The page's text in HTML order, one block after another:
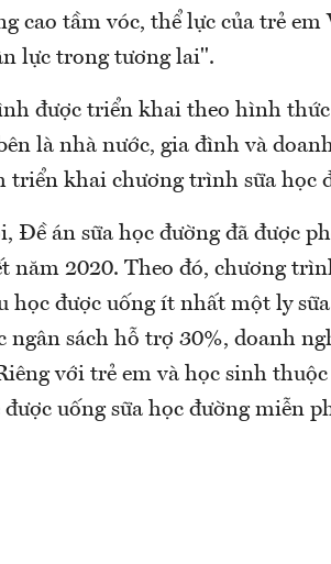
cao tầm vóc, thể lực của trẻ
lực trong tương lai".
được triển khai theo hình
là nhà nước, gia đình và
khai chương trình sữa học
Đề án sữa học đường đã được
năm 2020. Theo đó, chương
học được uống ít nhất một ly
ngân sách hỗ trợ 30%, doanh
với trẻ em và học sinh
uống sữa học đường miễn